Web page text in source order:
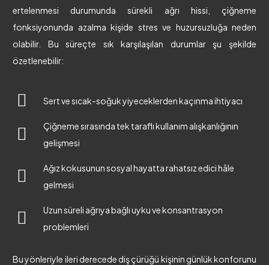
ertelenmesi durumunda sürekli ağrı hissi, çiğneme
fonksiyonunda azalma kişide stres ve huzursuzluğa neden
olabilir. Bu süreçte sık karşılaşılan durumlar şu şekilde
özetlenebilir:
Sert ve sıcak-soğuk yiyeceklerden kaçınma ihtiyacı
Çiğneme sırasında tek taraflı kullanım alışkanlığının
gelişmesi
Ağız kokusunun sosyal hayatta rahatsız edici hâle
gelmesi
Uzun süreli ağrıya bağlı uyku ve konsantrasyon
problemleri
Bu yönleriyle ileri derecede diş çürüğü kişinin günlük konforunu